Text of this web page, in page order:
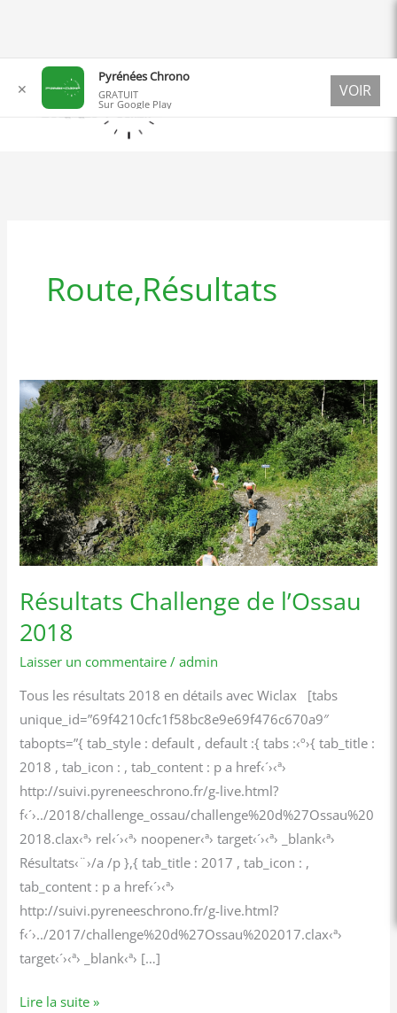
contenu
Route,Résultats
Résultats Challenge de l’Ossau
2018
Laisser un commentaire /admin
Tous les résultats 2018 en détails avec Wiclax [tabs
unique_id=”69f4210cfc1f58bc8e9e69f476c670a9″
tabopts=”{ tab_style : default , default :{ tabs :‹º›{ tab_title :
2018 , tab_icon : , tab_content : p a href‹´›‹ª›
http://suivi.pyreneeschrono.fr/g-live.html?
f‹´›../2018/challenge_ossau/challenge%20d%27Ossau%20
2018.clax‹ª› rel‹´›‹ª› noopener‹ª› target‹´›‹ª› _blank‹ª›
Résultats‹¨›/a /p },{ tab_title : 2017 , tab_icon : ,
tab_content : p a href‹´›‹ª›
http://suivi.pyreneeschrono.fr/g-live.html?
f‹´›../2017/challenge%20d%27Ossau%202017.clax‹ª›
target‹´›‹ª› _blank‹ª› […]
Résultats
Challenge
de
l’Ossau
2018
Lire la suite »
✕
Pyrénées Chrono
GRATUIT
Sur Google Play
VOIR